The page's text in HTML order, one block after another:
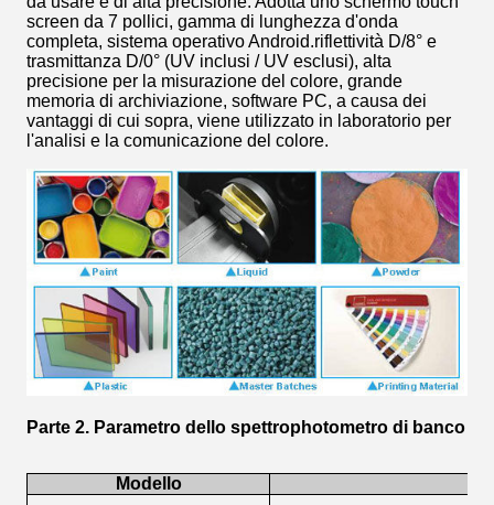
screen da 7 pollici, gamma di lunghezza d'onda
completa, sistema operativo Android.riflettività D/8° e
trasmittanza D/0° (UV inclusi / UV esclusi), alta
precisione per la misurazione del colore, grande
memoria di archiviazione, software PC, a causa dei
vantaggi di cui sopra, viene utilizzato in laboratorio per
l'analisi e la comunicazione del colore.
Parte 2. Parametro dello spettrophotometro di banco
Modello